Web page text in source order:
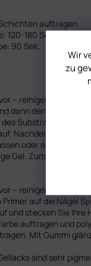
Wir
zu
auftragen.
120-180 Sek.
90 Sek.
– reinigen Sie die,
dann den Primer auf
Substratgels auf,
Nachdem Sie die
oder erst den
Gel. Zum Schmluss
– reinigen Sie sie,
auf die Nägel
und stecken Sie Ihre
auftragen und
Mit Gummi
sind sehr